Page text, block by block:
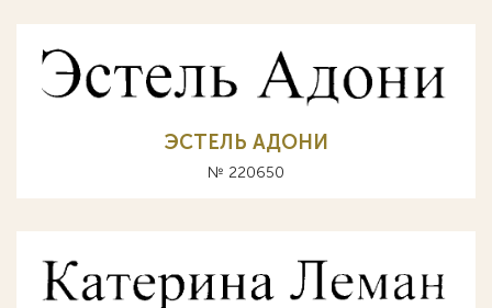
ЭСТЕЛЬ АДОНИ
№ 220650